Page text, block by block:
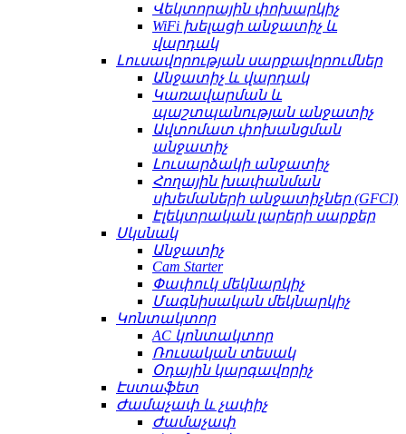
Վեկտորային փոխարկիչ
WiFi խելացի անջատիչ և
վարդակ
Լուսավորության սարքավորումներ
Անջատիչ և վարդակ
Կառավարման և
պաշտպանության անջատիչ
Ավտոմատ փոխանցման
անջատիչ
Լուսարձակի անջատիչ
Հողային խափանման
սխեմաների անջատիչներ (GFCI)
Էլեկտրական լարերի սարքեր
Սկսնակ
Անջատիչ
Cam Starter
Փափուկ մեկնարկիչ
Մագնիսական մեկնարկիչ
Կոնտակտոր
AC կոնտակտոր
Ռուսական տեսակ
Օդային կարգավորիչ
Էստաֆետ
Ժամաչափ և չափիչ
Ժամաչափ